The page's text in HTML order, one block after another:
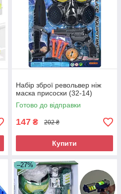
Набір зброї револьвер ніж
маска присоски (32-14)
Готово до відправки
147 ₴ 202 ₴
Купити
–27%